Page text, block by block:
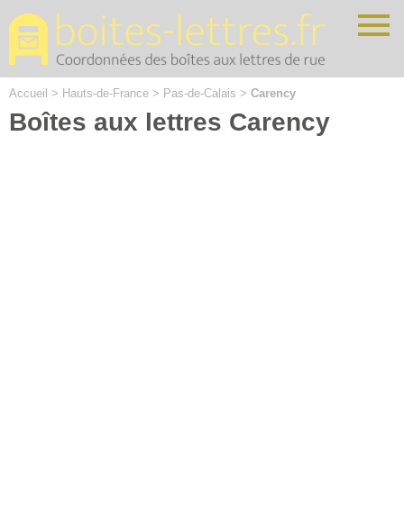
Accueil > Hauts-de-France > Pas-de-Calais > Carency
Boîtes aux lettres Carency